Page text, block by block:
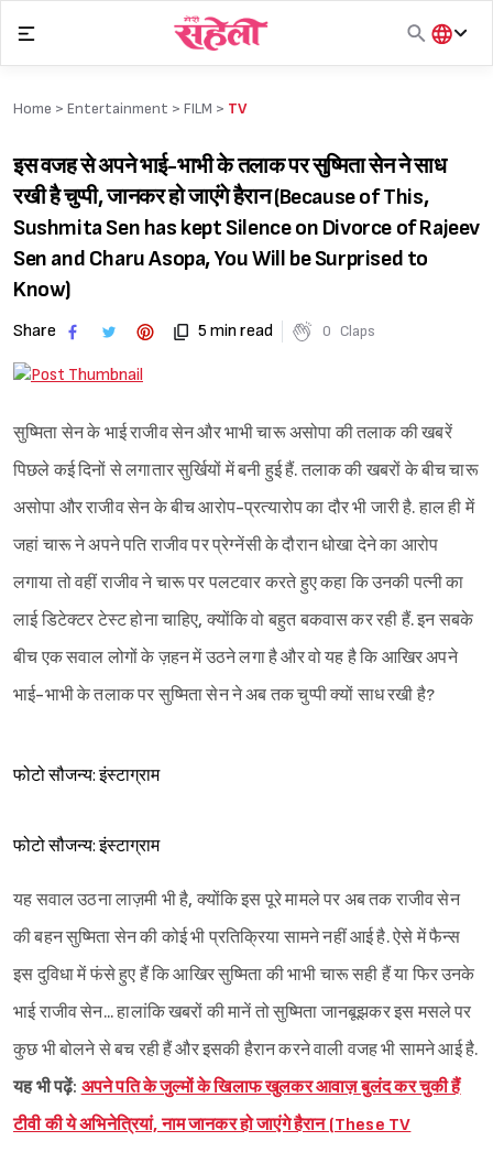
content
हिंदी
Home > Entertainment > FILM > TV
इस वजह से अपने भाई-भाभी के तलाक पर सुष्मिता सेन ने साध
रखी है चुप्पी, जानकर हो जाएंगे हैरान (Because of This,
Sushmita Sen has kept Silence on Divorce of Rajeev
Sen and Charu Asopa, You Will be Surprised to
Know)
Share 5 min read 0 Claps
सुष्मिता सेन के भाई राजीव सेन और भाभी चारू असोपा की तलाक की खबरें
पिछले कई दिनों से लगातार सुर्खियों में बनी हुई हैं. तलाक की खबरों के बीच चारू
असोपा और राजीव सेन के बीच आरोप-प्रत्यारोप का दौर भी जारी है. हाल ही में
जहां चारू ने अपने पति राजीव पर प्रेग्नेंसी के दौरान धोखा देने का आरोप
लगाया तो वहीं राजीव ने चारू पर पलटवार करते हुए कहा कि उनकी पत्नी का
लाई डिटेक्टर टेस्ट होना चाहिए, क्योंकि वो बहुत बकवास कर रही हैं. इन सबके
बीच एक सवाल लोगों के ज़हन में उठने लगा है और वो यह है कि आखिर अपने
भाई-भाभी के तलाक पर सुष्मिता सेन ने अब तक चुप्पी क्यों साध रखी है?
फोटो सौजन्य: इंस्टाग्राम
फोटो सौजन्य: इंस्टाग्राम
यह सवाल उठना लाज़मी भी है, क्योंकि इस पूरे मामले पर अब तक राजीव सेन
की बहन सुष्मिता सेन की कोई भी प्रतिक्रिया सामने नहीं आई है. ऐसे में फैन्स
इस दुविधा में फंसे हुए हैं कि आखिर सुष्मिता की भाभी चारू सही हैं या फिर उनके
भाई राजीव सेन... हालांकि खबरों की मानें तो सुष्मिता जानबूझकर इस मसले पर
कुछ भी बोलने से बच रही हैं और इसकी हैरान करने वाली वजह भी सामने आई है.
यह भी पढ़ें: अपने पति के जुल्मों के खिलाफ खुलकर आवाज़ बुलंद कर चुकी हैं
टीवी की ये अभिनेत्रियां, नाम जानकर हो जाएंगे हैरान (These TV